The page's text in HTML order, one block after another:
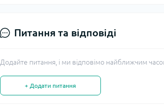
Питання та відповіді
Додайте питання, і ми відповімо найближчим
+ Додати питання